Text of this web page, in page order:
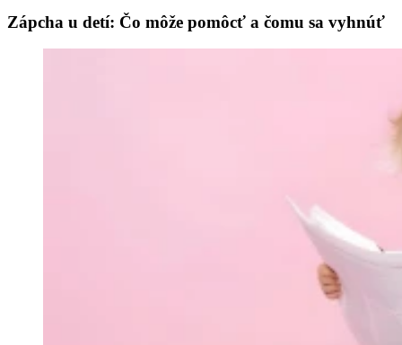
Zápcha u detí: Čo môže pomôcť a čomu sa vyhnúť